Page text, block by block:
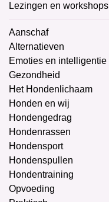
Lezingen en workshops
Aanschaf
Alternatieven
Emoties en intelligentie
Gezondheid
Het Hondenlichaam
Honden en wij
Hondengedrag
Hondenrassen
Hondensport
Hondenspullen
Hondentraining
Opvoeding